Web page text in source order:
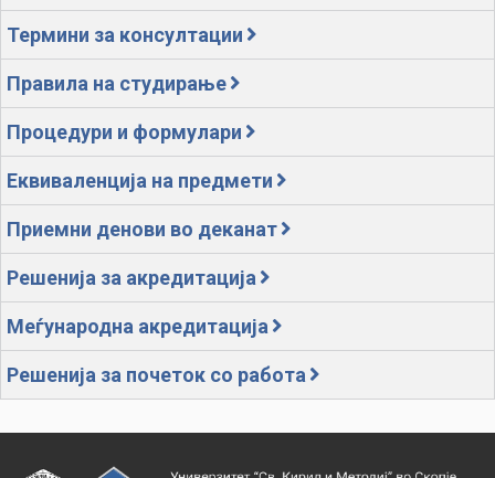
Термини за консултации
Правила на студирање
Процедури и формулари
Еквиваленција на предмети
Приемни денови во деканат
Решенија за акредитација
Меѓународна акредитација
Решенија за почеток со работа